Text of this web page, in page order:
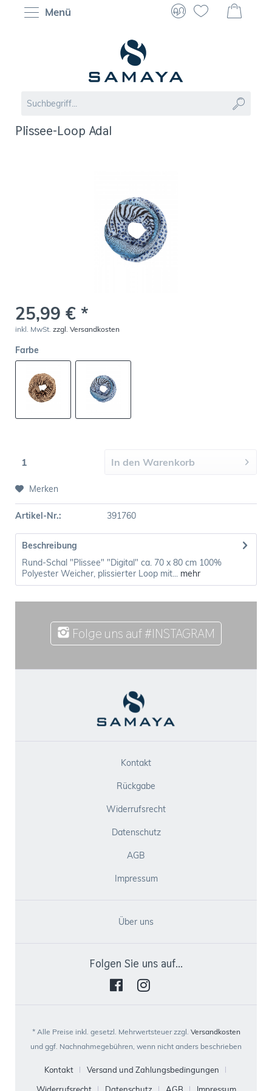
Menü
Plissee-Loop Adal
25,99 € *
inkl. MwSt. zzgl. Versandkosten
Farbe
In den Warenkorb
Merken
Artikel-Nr.: 391760
Beschreibung
Rund-Schal "Plissee" "Digital" ca. 70 x 80 cm 100%
Polyester Weicher, plissierter Loop mit... mehr
Folge uns auf #INSTAGRAM
Kontakt
Rückgabe
Widerrufsrecht
Datenschutz
AGB
Impressum
Über uns
Folgen Sie uns auf...
* Alle Preise inkl. gesetzl. Mehrwertsteuer zzgl. Versandkosten
und ggf. Nachnahmegebühren, wenn nicht anders beschrieben
Kontakt
Versand und Zahlungsbedingungen